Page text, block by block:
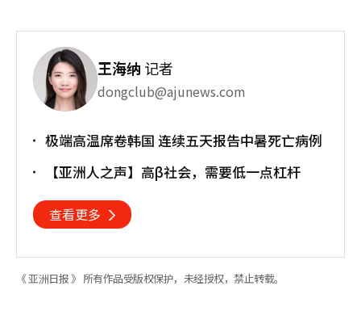
王海纳 记者
dongclub@ajunews.com
极端高温席卷韩国 连续五天报告中暑死亡病例
【亚洲人之声】高β社会，需要低一点杠杆
查看更多
《 亚洲日报 》 所有作品受版权保护，未经授权，禁止转载。